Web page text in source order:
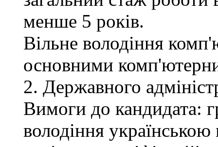
менше 5 років.
Вільне володіння
основними
2. Державного
Вимоги до кандидата:
володіння